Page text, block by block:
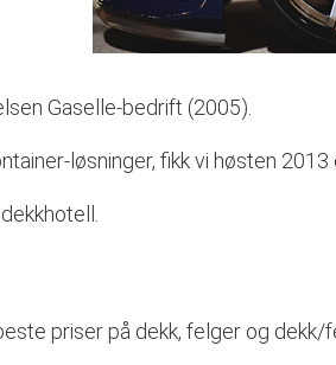
Gaselle-bedrift (2005).
løsninger, fikk vi høsten 2013
priser på dekk, felger og dekk/